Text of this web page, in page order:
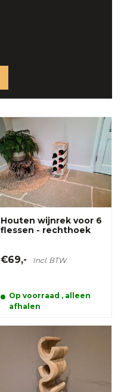
Houten wijnrek voor 6
flessen - rechthoek
€69,- Incl. BTW
Op voorraad , alleen
afhalen